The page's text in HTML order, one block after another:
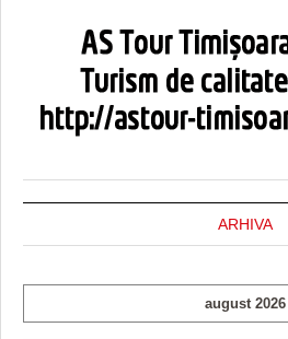
ARHIVA
august 2026